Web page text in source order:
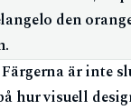
den
är inte
hur visuell